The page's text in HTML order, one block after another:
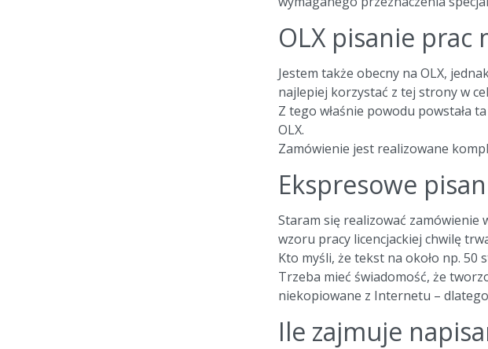
OLX pisanie prac
Jestem także obecny na OLX,
najlepiej korzystać z tej strony w
Z tego właśnie powodu powstała
OLX.
Zamówienie jest realizowane
Ekspresowe
Staram się realizować
wzoru pracy licencjackiej chwilę
Kto myśli, że tekst na około np.
Trzeba mieć świadomość, że
niekopiowane z Internetu –
Ile zajmuje